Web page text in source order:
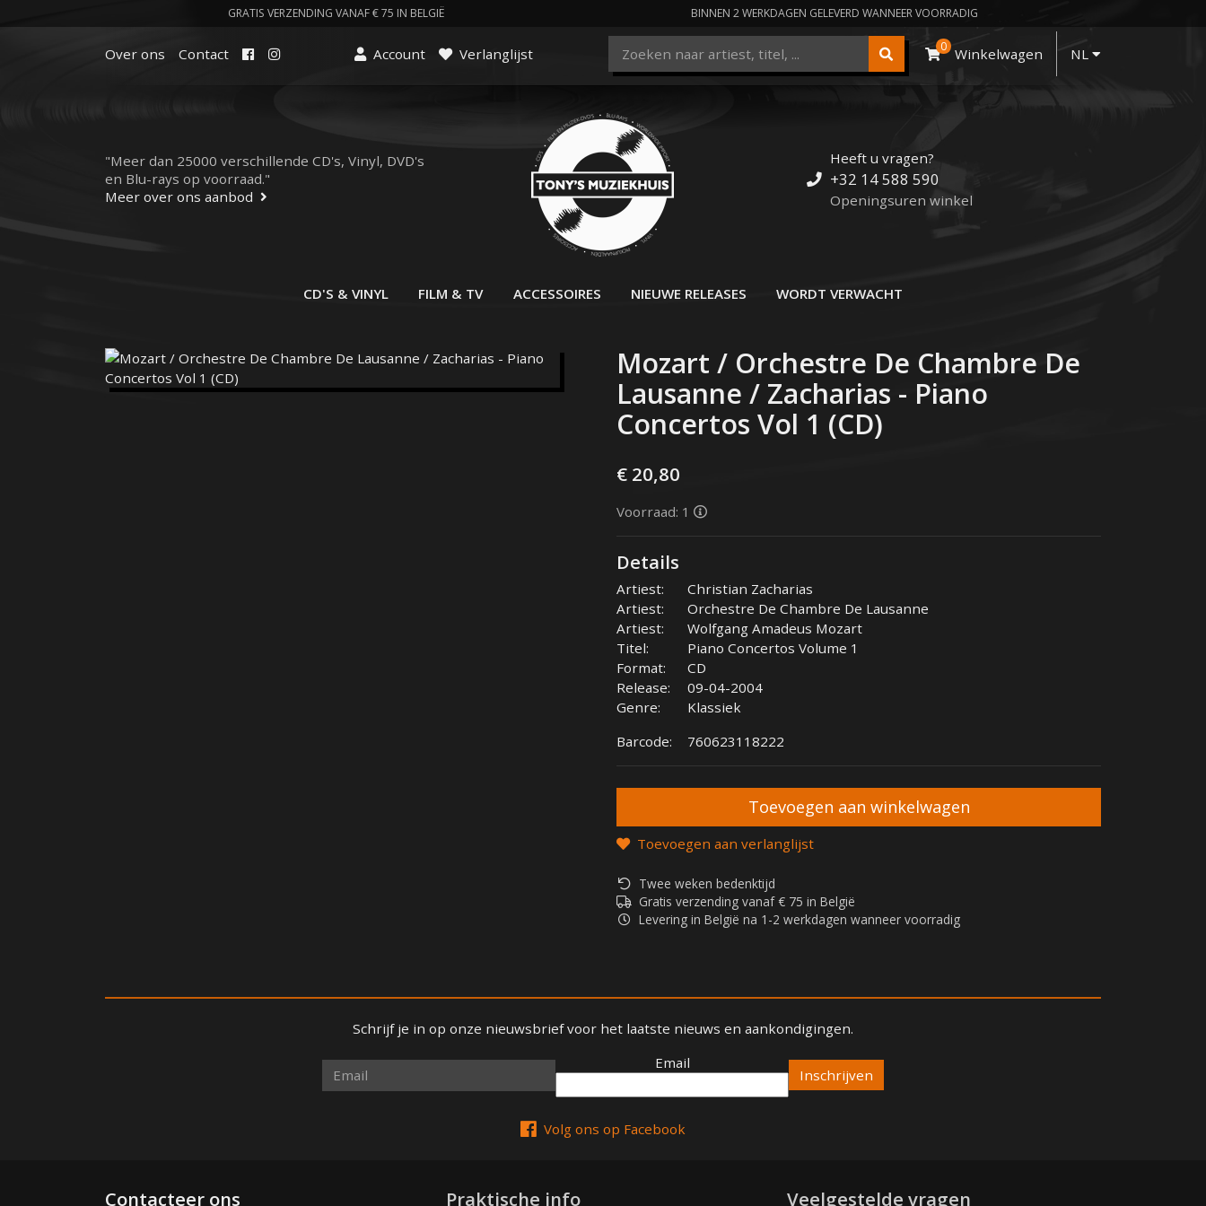
GRATIS VERZENDING VANAF € 75 IN BELGIË BINNEN 2 WERKDAGEN GELEVERD WANNEER VOORRADIG
Over ons Contact FacebookInstagram Account Verlanglijst 0 Winkelwagen NL
"Meer dan 25000 verschillende CD's, Vinyl, DVD's
en Blu-rays op voorraad."
Meer over ons aanbod
Heeft u vragen?
+32 14 588 590
Openingsuren winkel
CD'S & VINYL FILM & TV ACCESSOIRES NIEUWE RELEASES WORDT VERWACHT
Mozart / Orchestre De Chambre De
Lausanne / Zacharias - Piano
Concertos Vol 1 (CD)
€ 20,80
Voorraad: 1
Details
Artiest:
Christian Zacharias
Artiest:
Orchestre De Chambre De Lausanne
Artiest:
Wolfgang Amadeus Mozart
Titel:
Piano Concertos Volume 1
Format:
CD
Release:
09-04-2004
Genre:
Klassiek
Barcode:
760623118222
Toevoegen aan verlanglijst
Twee weken bedenktijd
Gratis verzending vanaf € 75 in België
Levering in België na 1-2 werkdagen wanneer voorradig
Schrijf je in op onze nieuwsbrief voor het laatste nieuws en aankondigingen.
Email
Email
Volg ons op Facebook
Contacteer ons Praktische info Veelgestelde vragen